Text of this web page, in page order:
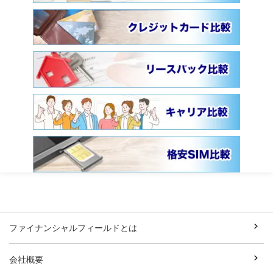
ファイナンシャルフィールドとは
会社概要